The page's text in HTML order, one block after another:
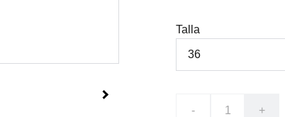
Talla
- +